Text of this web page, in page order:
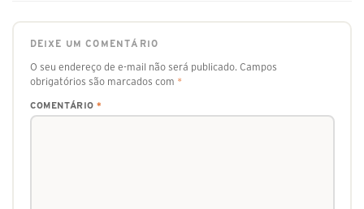
DEIXE UM COMENTÁRIO
O seu endereço de e-mail não será publicado. Campos
obrigatórios são marcados com *
COMENTÁRIO *